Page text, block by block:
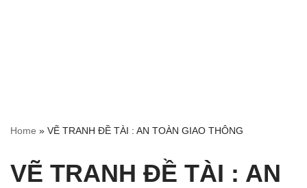
Home » VẼ TRANH ĐỀ TÀI : AN TOÀN GIAO THÔNG
VẼ TRANH ĐỀ TÀI : AN